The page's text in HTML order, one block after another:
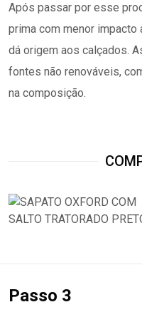
Após passar por esse
prima com menor impacto
dá origem aos calçados.
fontes não renováveis,
na composição.
Passo 3